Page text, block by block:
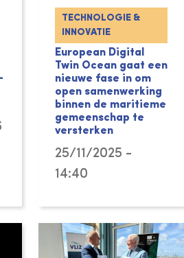
TECHNOLOGIE &
INNOVATIE
European Digital
Twin Ocean gaat een
nieuwe fase in om
open samenwerking
binnen de maritieme
gemeenschap te
versterken
25/11/2025 -
14:40